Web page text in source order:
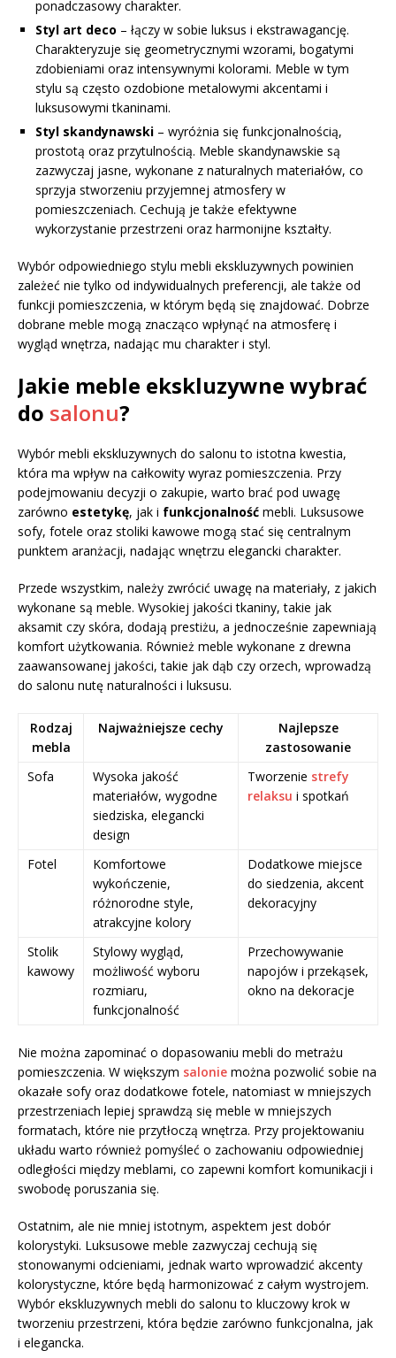
ponadczasowy charakter.
Styl art deco – łączy w sobie luksus i ekstrawagancję.
Charakteryzuje się geometrycznymi wzorami, bogatymi
zdobieniami oraz intensywnymi kolorami. Meble w tym
stylu są często ozdobione metalowymi akcentami i
luksusowymi tkaninami.
Styl skandynawski – wyróżnia się funkcjonalnością,
prostotą oraz przytulnością. Meble skandynawskie są
zazwyczaj jasne, wykonane z naturalnych materiałów, co
sprzyja stworzeniu przyjemnej atmosfery w
pomieszczeniach. Cechują je także efektywne
wykorzystanie przestrzeni oraz harmonijne kształty.
Wybór odpowiedniego stylu mebli ekskluzywnych powinien
zależeć nie tylko od indywidualnych preferencji, ale także od
funkcji pomieszczenia, w którym będą się znajdować. Dobrze
dobrane meble mogą znacząco wpłynąć na atmosferę i
wygląd wnętrza, nadając mu charakter i styl.
Jakie meble ekskluzywne wybrać
do salonu?
Wybór mebli ekskluzywnych do salonu to istotna kwestia,
która ma wpływ na całkowity wyraz pomieszczenia. Przy
podejmowaniu decyzji o zakupie, warto brać pod uwagę
zarówno estetykę, jak i funkcjonalność mebli. Luksusowe
sofy, fotele oraz stoliki kawowe mogą stać się centralnym
punktem aranżacji, nadając wnętrzu elegancki charakter.
Przede wszystkim, należy zwrócić uwagę na materiały, z jakich
wykonane są meble. Wysokiej jakości tkaniny, takie jak
aksamit czy skóra, dodają prestiżu, a jednocześnie zapewniają
komfort użytkowania. Również meble wykonane z drewna
zaawansowanej jakości, takie jak dąb czy orzech, wprowadzą
do salonu nutę naturalności i luksusu.
Rodzaj
mebla
Najważniejsze cechy
Najlepsze
zastosowanie
Sofa
Wysoka jakość
materiałów, wygodne
siedziska, elegancki
design
Tworzenie strefy
relaksu i spotkań
Fotel
Komfortowe
wykończenie,
różnorodne style,
atrakcyjne kolory
Dodatkowe miejsce
do siedzenia, akcent
dekoracyjny
Stolik
kawowy
Stylowy wygląd,
możliwość wyboru
rozmiaru,
funkcjonalność
Przechowywanie
napojów i przekąsek,
okno na dekoracje
Nie można zapominać o dopasowaniu mebli do metrażu
pomieszczenia. W większym salonie można pozwolić sobie na
okazałe sofy oraz dodatkowe fotele, natomiast w mniejszych
przestrzeniach lepiej sprawdzą się meble w mniejszych
formatach, które nie przytłoczą wnętrza. Przy projektowaniu
układu warto również pomyśleć o zachowaniu odpowiedniej
odległości między meblami, co zapewni komfort komunikacji i
swobodę poruszania się.
Ostatnim, ale nie mniej istotnym, aspektem jest dobór
kolorystyki. Luksusowe meble zazwyczaj cechują się
stonowanymi odcieniami, jednak warto wprowadzić akcenty
kolorystyczne, które będą harmonizować z całym wystrojem.
Wybór ekskluzywnych mebli do salonu to kluczowy krok w
tworzeniu przestrzeni, która będzie zarówno funkcjonalna, jak
i elegancka.